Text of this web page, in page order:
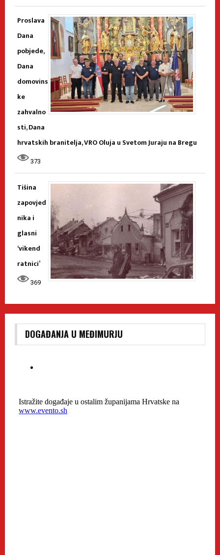
Proslava
Dana
pobjede,
Dana
domovins
ke
zahvalno
sti, Dana
hrvatskih branitelja, VRO Oluja u Svetom Juraju na Bregu
373
Tišina
zapovjed
nika i
glasni
‘vikend
ratnici’
369
DOGAĐANJA U MEĐIMURJU